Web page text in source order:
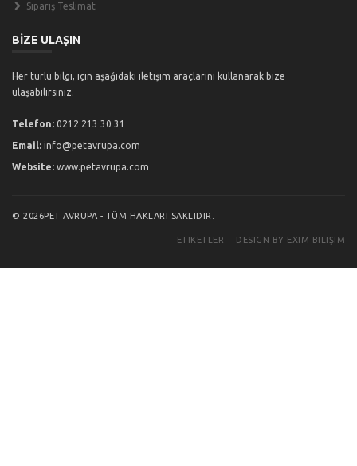
Sipariş Teslimat
BİZE ULAŞIN
Her türlü bilgi, için aşağıdaki iletişim araçlarını kullanarak bize
ulaşabilirsiniz.
Telefon: 0212 213 30 31
Email: info@petavrupa.com
Website: www.petavrupa.com
© 2026PET AVRUPA - TÜM HAKLARI SAKLIDIR.
ETIKETLER DESIGN BY EXIM BILIŞIM